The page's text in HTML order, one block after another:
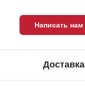
Написать нам
Доставка